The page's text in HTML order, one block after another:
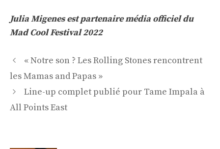
Julia Migenes est partenaire média officiel du
Mad Cool Festival 2022
Navigation
des
articles
« Notre son ? Les Rolling Stones rencontrent
les Mamas and Papas »
Line-up complet publié pour Tame Impala à
All Points East